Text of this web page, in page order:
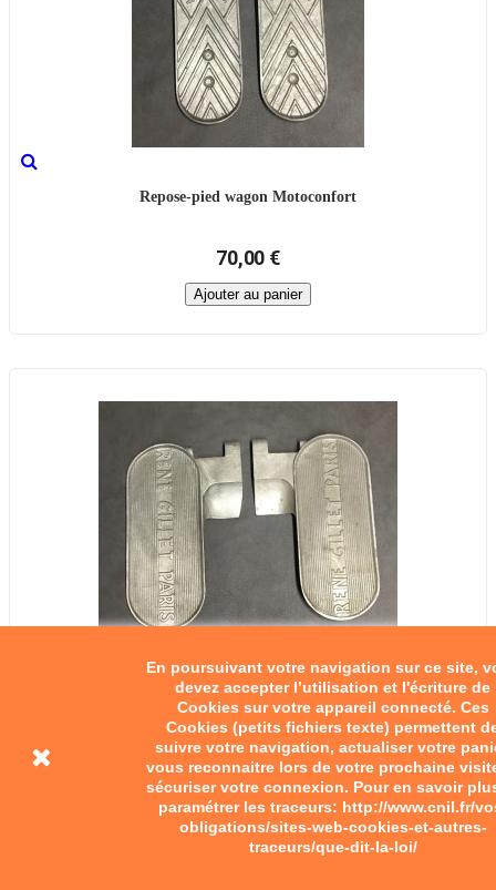
En poursuivant votre navigation sur ce site,
devez accepter l’utilisation et l'écriture de
Cookies sur votre appareil connecté. Ces
Cookies (petits fichiers texte) permettent
suivre votre navigation, actualiser votre
vous reconnaitre lors de votre prochaine
sécuriser votre connexion. Pour en savoir
paramétrer les traceurs: http://www.cnil.fr/
obligations/sites-web-cookies-et-autres-
traceurs/que-dit-la-loi/
Repose-pied wagon Motoconfort
70,00 €
Ajouter au panier